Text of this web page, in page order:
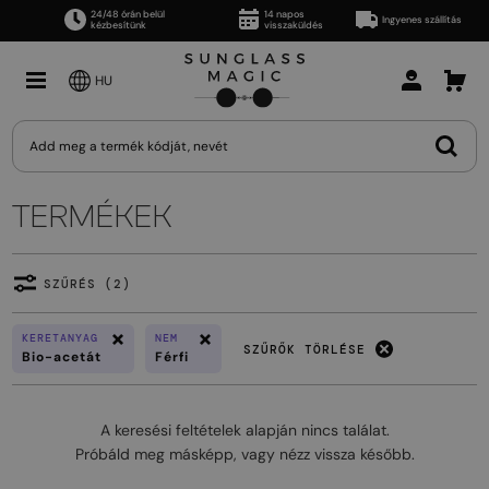
24/48 órán belül
kézbesítünk
14 napos
visszaküldés
Ingyenes szállítás
HU
TERMÉKEK
SZŰRÉS (2)
KERETANYAG
Bio-acetát
NEM
Férfi SZŰRŐK TÖRLÉSE
A keresési feltételek alapján nincs találat.
Próbáld meg másképp, vagy nézz vissza később.